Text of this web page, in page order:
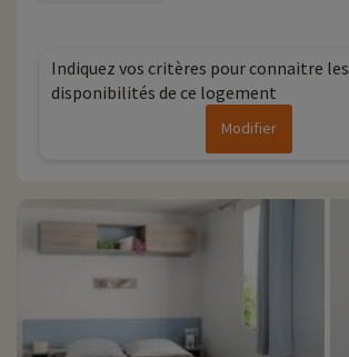
Indiquez vos critères pour connaitre les
disponibilités de ce logement
Modifier